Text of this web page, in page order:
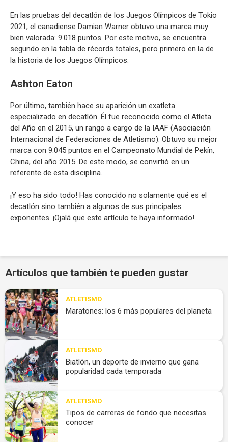
En las pruebas del decatlón de los Juegos Olímpicos de Tokio
2021, el canadiense Damian Warner obtuvo una marca muy
bien valorada: 9.018 puntos. Por este motivo, se encuentra
segundo en la tabla de récords totales, pero primero en la de
la historia de los Juegos Olímpicos.
Ashton Eaton
Por último, también hace su aparición un exatleta
especializado en decatlón. Él fue reconocido como el Atleta
del Año en el 2015, un rango a cargo de la IAAF (Asociación
Internacional de Federaciones de Atletismo). Obtuvo su mejor
marca con 9.045 puntos en el Campeonato Mundial de Pekín,
China, del año 2015. De este modo, se convirtió en un
referente de esta disciplina.
¡Y eso ha sido todo! Has conocido no solamente qué es el
decatlón sino también a algunos de sus principales
exponentes. ¡Ojalá que este artículo te haya informado!
Artículos que también te pueden gustar
ATLETISMO
Maratones: los 6 más populares del planeta
ATLETISMO
Biatlón, un deporte de invierno que gana
popularidad cada temporada
ATLETISMO
Tipos de carreras de fondo que necesitas
conocer